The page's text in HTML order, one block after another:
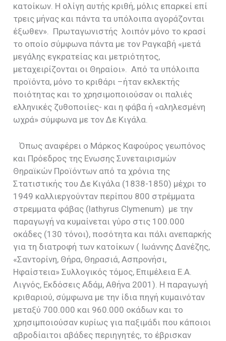
κατοίκων. Η ολίγη αυτής κριθή, μόλις επαρκεί επί
τρεις μήνας και πάντα τα υπόλοιπα αγοράζονται
έξωθεν».
Πρωταγωνιστής λοιπόν μόνο το κρασί
το οποίο σύμφωνα πάντα με τον Ραγκαβή «μετά
μεγάλης εγκρατείας και μετριότητος,
μεταχειρίζονται οι Θηραίοι».
Από τα υπόλοιπα
προϊόντα, μόνο το κριθάρι –ήταν εκλεκτής
ποιότητας και το χρησιμοποιούσαν οι παλιές
ελληνικές ζυθοποιίες- και η φάβα ή «αληλεσμένη
ωχρά» σύμφωνα με τον Δε Κιγάλα.
Όπως αναφέρει ο Μάρκος Καφούρος γεωπόνος
και Πρόεδρος της Eνωσης Συνεταιρισμών
Θηραϊκών Προϊόντων από τα χρόνια της
Στατιστικής του Δε Κιγάλα (1838-1850) μέχρι το
1949 καλλιεργούνταν περίπου 800 στρέμματα
στρεμματα φάβας (lathyrus Clymenum) με την
παραγωγή να κυμαίνεται γύρο στις 100.000
οκάδες (130 τόνοι), ποσότητα και πάλι ανεπαρκής
για τη διατροφή των κατοίκων ( Ιωάννης Δανέζης,
«Σαντορίνη, Θήρα, Θηρασιά, Ασπρονήσι,
Ηφαίστεια» Συλλογικός τόμος, Επιμέλεια Ε.Α.
Λιγνός, Εκδόσεις Αδάμ, Αθήνα 2001). Η παραγωγή
κριθαριού, σύμφωνα με την ίδια πηγή κυμαινόταν
μεταξύ 700.000 και 960.000 οκάδων και το
χρησιμποιούσαν κυρίως για παξιμάδι που κάποιοι
αβροδίαιτοι αβάδες περιηγητές, το έβρισκαν